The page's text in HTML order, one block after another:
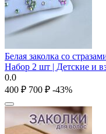
Белая заколка со
Набор 2 шт | Детские и
0.0
‍400‍ ₽ ‍700‍ ₽ -43%